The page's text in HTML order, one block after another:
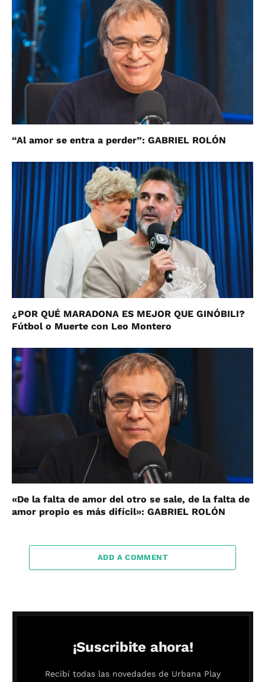
“Al amor se entra a perder”: GABRIEL ROLÓN
¿POR QUÉ MARADONA ES MEJOR QUE GINÓBILI?
Fútbol o Muerte con Leo Montero
«De la falta de amor del otro se sale, de la falta de
amor propio es más difícil»: GABRIEL ROLÓN
ADD A COMMENT
¡Suscribite ahora!
Recibí todas las novedades de Urbana Play